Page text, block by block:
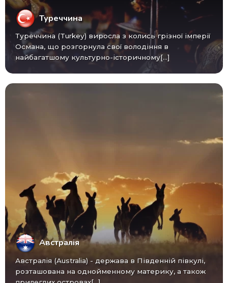
Туреччина
Туреччина (Turkey) виросла з колись грізної імперії
Османа, що розгорнула свої володіння в
найбагатшому культурно-історичному[...]
Австралія
Австралія (Australia) - ​​держава в Південній півкулі,
розташована на однойменному материку, а також